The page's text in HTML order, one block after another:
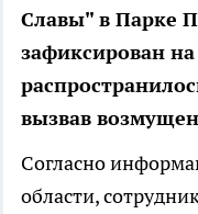
Славы" в Парке
зафиксирован
вызвав
Согласно
области,